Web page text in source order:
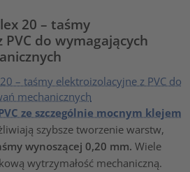
20 – taśmy
do wymagających
ze szczególnie mocnym klejem
szybsze tworzenie warstw,
wynoszącej 0,20 mm. Wiele
wytrzymałość mechaniczną.